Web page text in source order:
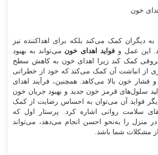
خون
به دیگران کمک می‌کند بلکه برای اهداکننده نیز
این عمل و فواید اهدای خون می‌تواند به بهبود
کمک کند زیرا اهدای خون به کاهش سطح
از انباشت آن کمک می‌کند که خود از خطراتی
فشار خون بالا می‌کاهد. همچنین، فرآیند اهدای
سلول‌های قرمز خون جدید و بهبود جریان خون
فواید آن می‌توان به احساس رضایت از کمک
سلامت روانی اشاره کرد. پرستار اول که
منزل را به‌نحو احسن انجام می‌دهد،‌ می‌تواند
مشکلات شما باشد.